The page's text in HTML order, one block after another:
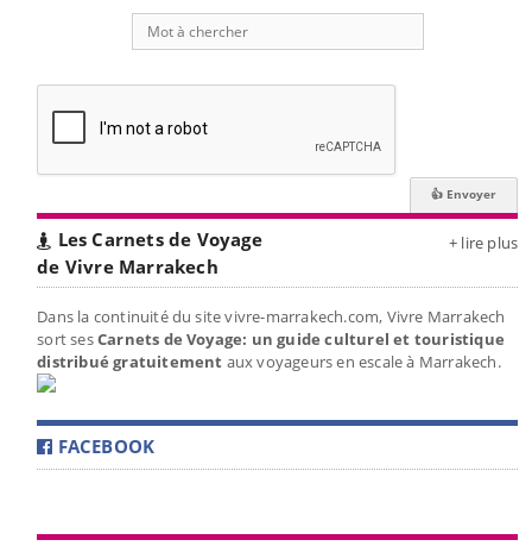
Les Carnets de Voyage
de Vivre Marrakech
+ lire plus
Dans la continuité du site vivre-marrakech.com, Vivre Marrakech
sort sesCarnets de Voyage: un guide culturel et touristique
distribué gratuitement aux voyageurs en escale à Marrakech.
FACEBOOK